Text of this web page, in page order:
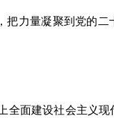
力量凝聚到党的二
面建设社会主义现